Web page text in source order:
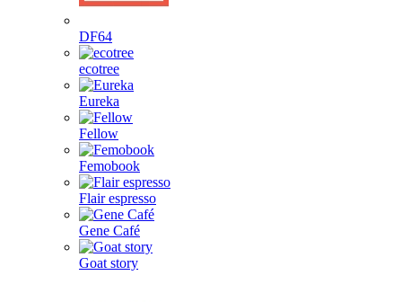
DF64
ecotree
Eureka
Fellow
Femobook
Flair espresso
Gene Café
Goat story